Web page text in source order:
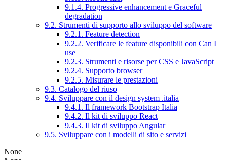
9.1.4. Progressive enhancement e Graceful
degradation
9.2. Strumenti di supporto allo sviluppo del software
9.2.1. Feature detection
9.2.2. Verificare le feature disponibili con Can I
use
9.2.3. Strumenti e risorse per CSS e JavaScript
9.2.4. Supporto browser
9.2.5. Misurare le prestazioni
9.3. Catalogo del riuso
9.4. Sviluppare con il design system .italia
9.4.1. Il framework Bootstrap Italia
9.4.2. Il kit di sviluppo React
9.4.3. Il kit di sviluppo Angular
9.5. Sviluppare con i modelli di sito e servizi
None